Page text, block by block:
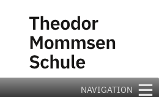
NAVIGATION